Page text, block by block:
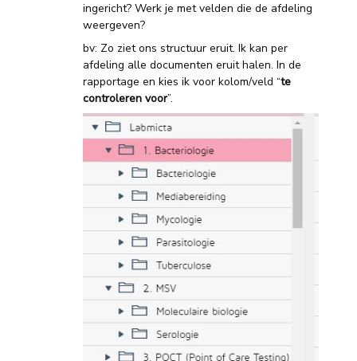
ingericht? Werk je met velden die de afdeling
weergeven?
bv: Zo ziet ons structuur eruit. Ik kan per
afdeling alle documenten eruit halen. In de
rapportage en kies ik voor kolom/veld “te
controleren voor”.